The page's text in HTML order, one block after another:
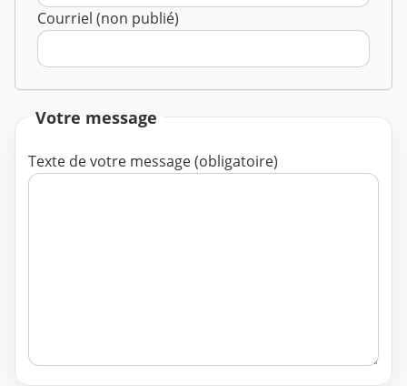
Courriel (non publié)
Votre message
Texte de votre message (obligatoire)